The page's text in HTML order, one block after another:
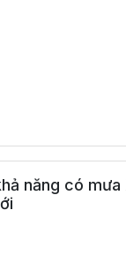
năng có mưa